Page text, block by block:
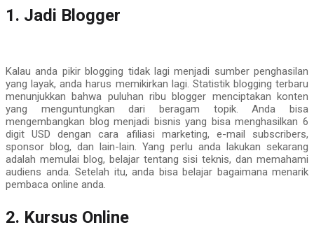
1. Jadi Blogger
Kalau anda pikir blogging tidak lagi menjadi sumber penghasilan
yang layak, anda harus memikirkan lagi. Statistik blogging terbaru
menunjukkan bahwa puluhan ribu blogger menciptakan konten
yang menguntungkan dari beragam topik. Anda bisa
mengembangkan blog menjadi bisnis yang bisa menghasilkan 6
digit USD dengan cara afiliasi marketing, e-mail subscribers,
sponsor blog, dan lain-lain. Yang perlu anda lakukan sekarang
adalah memulai blog, belajar tentang sisi teknis, dan memahami
audiens anda. Setelah itu, anda bisa belajar bagaimana menarik
pembaca online anda.
2. Kursus Online